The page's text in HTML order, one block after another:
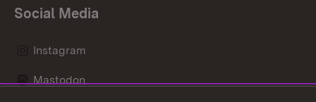
Social Media
Instagram
Mastodon